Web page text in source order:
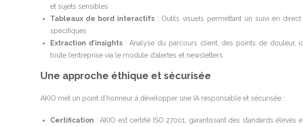
et sujets sensibles
Tableaux de bord interactifs: Outils visuels permettant un suivi en
spécifiques
Extraction d’insights: Analyse du parcours client, des points de douleur,
toute l’entreprise via le module d’alertes et newsletters
Une approche éthique et sécurisée
AKIO met un point d’honneur à développer une IA responsable et sécurisée :
Certification : AKIO est certifié ISO 27001, garantissant des standards